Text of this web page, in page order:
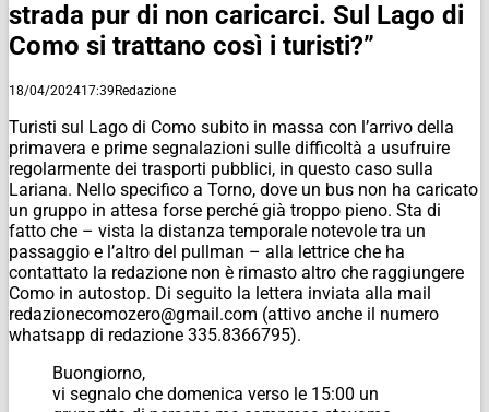
strada pur di non caricarci. Sul Lago di
Como si trattano così i turisti?”
18/04/202417:39Redazione
Turisti sul Lago di Como subito in massa con l’arrivo della
primavera e prime segnalazioni sulle difficoltà a usufruire
regolarmente dei trasporti pubblici, in questo caso sulla
Lariana. Nello specifico a Torno, dove un bus non ha caricato
un gruppo in attesa forse perché già troppo pieno. Sta di
fatto che – vista la distanza temporale notevole tra un
passaggio e l’altro del pullman – alla lettrice che ha
contattato la redazione non è rimasto altro che raggiungere
Como in autostop. Di seguito la lettera inviata alla mail
redazionecomozero@gmail.com (attivo anche il numero
whatsapp di redazione 335.8366795).
Buongiorno,
vi segnalo che domenica verso le 15:00 un